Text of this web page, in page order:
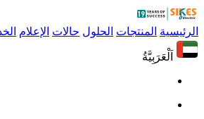
الرئيسية المنتجات الحلول حالات الإعلام
اَلْعَرَبِيَّةُ